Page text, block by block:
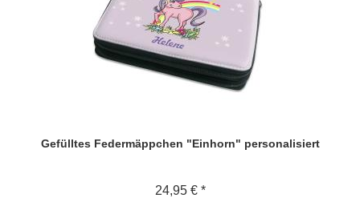
Gefülltes Federmäppchen "Einhorn" personalisiert
24,95 € *